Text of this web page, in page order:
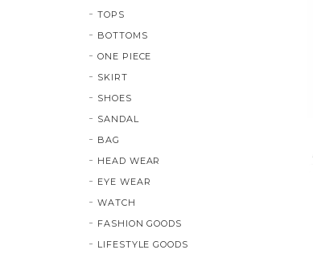
TOPS
BOTTOMS
ONE PIECE
SKIRT
SHOES
SANDAL
BAG
HEAD WEAR
EYE WEAR
WATCH
FASHION GOODS
LIFESTYLE GOODS